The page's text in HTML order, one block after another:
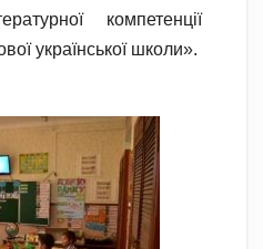
компетенції
української школи».